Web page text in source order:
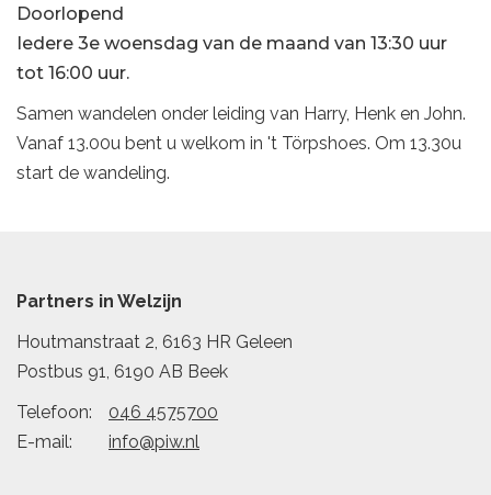
Doorlopend
Iedere 3e woensdag van de maand van 13:30 uur
tot 16:00 uur.
Samen wandelen onder leiding van Harry, Henk en John.
Vanaf 13.00u bent u welkom in 't Törpshoes. Om 13.30u
start de wandeling.
Partners in Welzijn
Houtmanstraat 2, 6163 HR Geleen
Postbus 91, 6190 AB Beek
Telefoon:
046 4575700
E-mail:
info@piw.nl